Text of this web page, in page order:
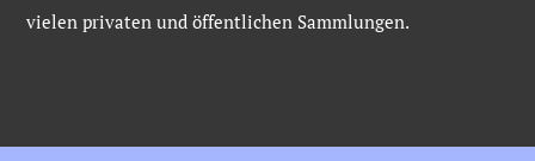
vielen privaten und öffentlichen Sammlungen.